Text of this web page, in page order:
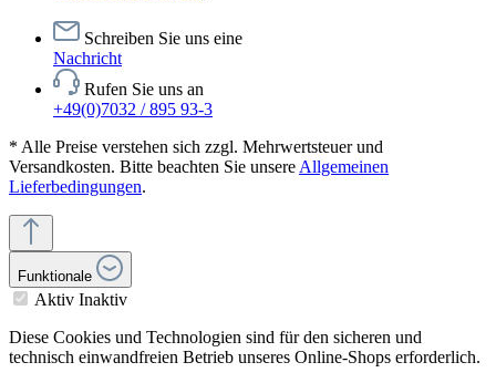
Schreiben Sie uns eine
Nachricht
Rufen Sie uns an
+49(0)7032 / 895 93-3
* Alle Preise verstehen sich zzgl. Mehrwertsteuer und
Versandkosten. Bitte beachten Sie unsere Allgemeinen
Lieferbedingungen.
Funktionale
Aktiv Inaktiv
Diese Cookies und Technologien sind für den sicheren und
technisch einwandfreien Betrieb unseres Online-Shops erforderlich.